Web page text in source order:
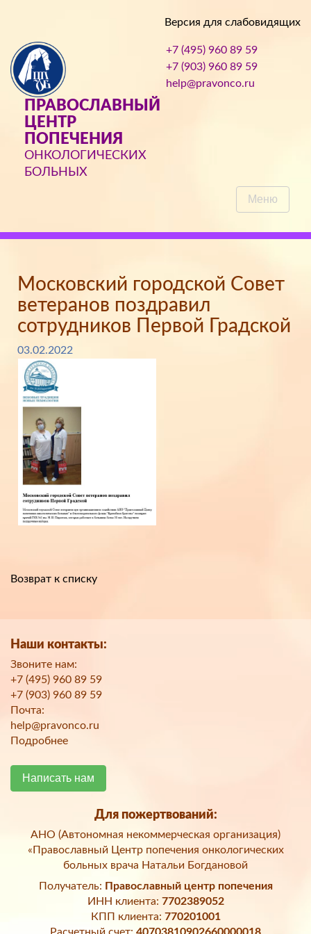
Версия для слабовидящих
ПРАВОСЛАВНЫЙ
ЦЕНТР
ПОПЕЧЕНИЯ
ОНКОЛОГИЧЕСКИХ
БОЛЬНЫХ
+7 (495) 960 89 59
+7 (903) 960 89 59
help@pravonco.ru
Меню
Московский городской Совет
ветеранов поздравил
сотрудников Первой Градской
03.02.2022
Возврат к списку
Наши контакты:
Звоните нам:
+7 (495) 960 89 59
+7 (903) 960 89 59
Почта:
help@pravonco.ru
Подробнее
Написать нам
Для пожертвований:
АНО (Автономная некоммерческая организация)
«Православный Центр попечения онкологических
больных врача Натальи Богдановой
Получатель: Православный центр попечения
ИНН клиента: 7702389052
КПП клиента: 770201001